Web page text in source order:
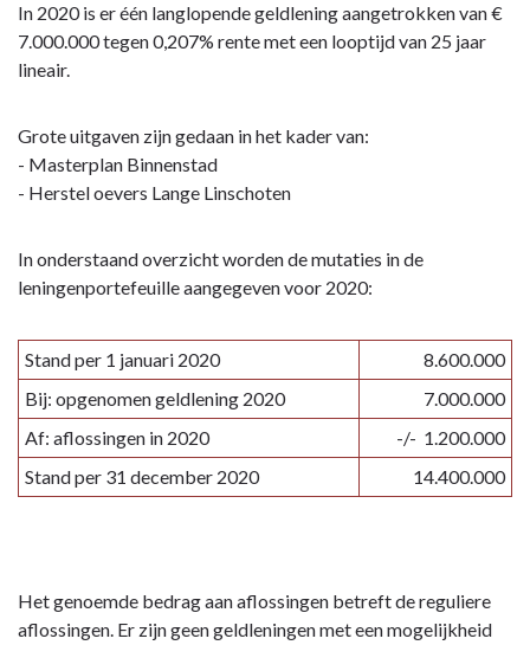
In 2020 is er één langlopende geldlening aangetrokken van €
7.000.000 tegen 0,207% rente met een looptijd van 25 jaar
lineair.
Grote uitgaven zijn gedaan in het kader van:
- Masterplan Binnenstad
- Herstel oevers Lange Linschoten
In onderstaand overzicht worden de mutaties in de
leningenportefeuille aangegeven voor 2020:
Stand per 1 januari 2020
8.600.000
Bij: opgenomen geldlening 2020
7.000.000
Af: aflossingen in 2020
-/- 1.200.000
Stand per 31 december 2020
14.400.000
Het genoemde bedrag aan aflossingen betreft de reguliere
aflossingen. Er zijn geen geldleningen met een mogelijkheid